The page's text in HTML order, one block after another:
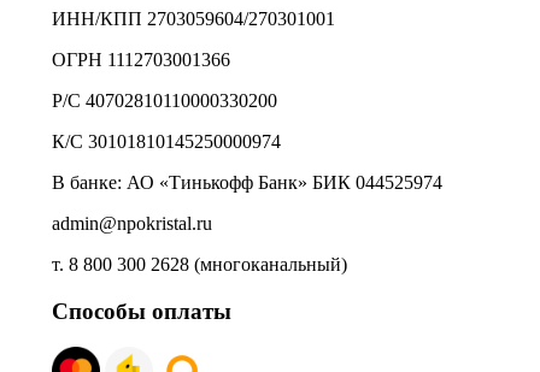
ИНН/КПП 2703059604/270301001
ОГРН 1112703001366
Р/С 40702810110000330200
К/С 30101810145250000974
В банке: АО «Тинькофф Банк» БИК 044525974
admin@npokristal.ru
т. 8 800 300 2628 (многоканальный)
Способы оплаты